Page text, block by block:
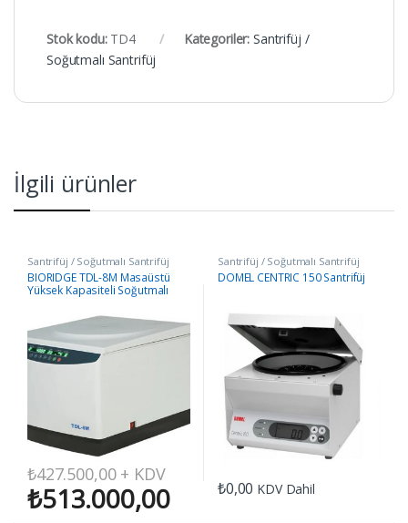
Stok kodu: TD4 Kategoriler: Santrifüj /
Soğutmalı Santrifüj
İlgili ürünler
Santrifüj / Soğutmalı Santrifüj
BIORIDGE TDL-8M Masaüstü
Yüksek Kapasiteli Soğutmalı
₺427.500,00+ KDV
₺513.000,00
Santrifüj / Soğutmalı Santrifüj
DOMEL CENTRIC 150 Santrifüj
₺0,00 KDV Dahil